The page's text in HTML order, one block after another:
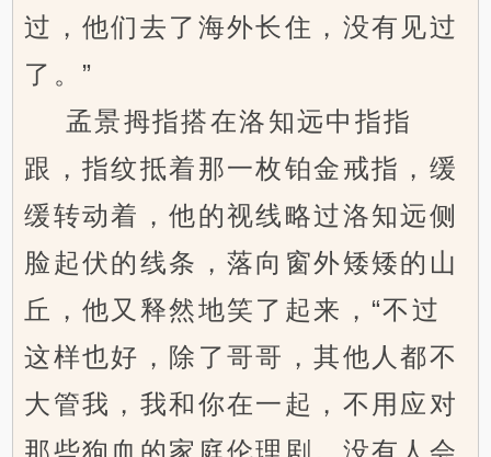
过，他们去了海外长住，没有见过
了。”
孟景拇指搭在洛知远中指指
跟，指纹抵着那一枚铂金戒指，缓
缓转动着，他的视线略过洛知远侧
脸起伏的线条，落向窗外矮矮的山
丘，他又释然地笑了起来，“不过
这样也好，除了哥哥，其他人都不
大管我，我和你在一起，不用应对
那些狗血的家庭伦理剧。没有人会